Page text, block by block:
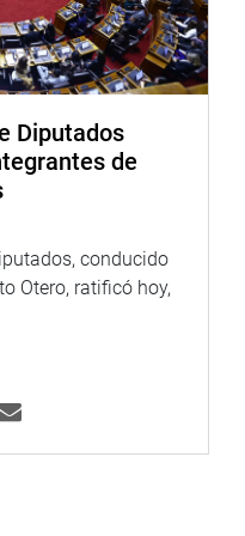
Diputados
de
conducido
Otero, ratificó hoy,